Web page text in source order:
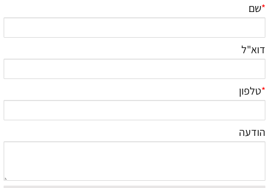
*שם
דוא"ל
*טלפון
הודעה